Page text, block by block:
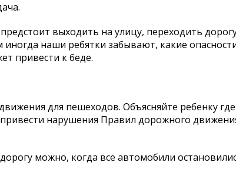
выходить на улицу, переходить
наши ребятки забывают, какие
привести к беде.
для пешеходов. Объясняйте ребенку
нарушения Правил дорожного
можно, когда все автомобили